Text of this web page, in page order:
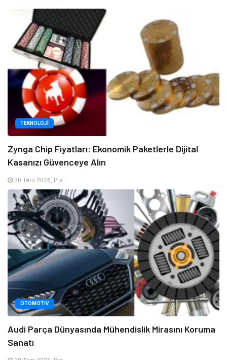
TEKNOLOJI
Zynga Chip Fiyatları: Ekonomik Paketlerle Dijital
Kasanızı Güvenceye Alın
20 Tem 2026, Pts
OTOMOTIV
Audi Parça Dünyasında Mühendislik Mirasını Koruma
Sanatı